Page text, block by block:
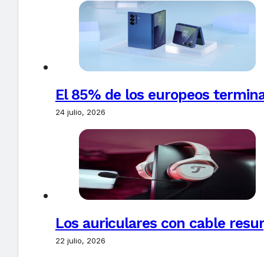
El 85% de los europeos
24 julio, 2026
Los auriculares con cable
22 julio, 2026